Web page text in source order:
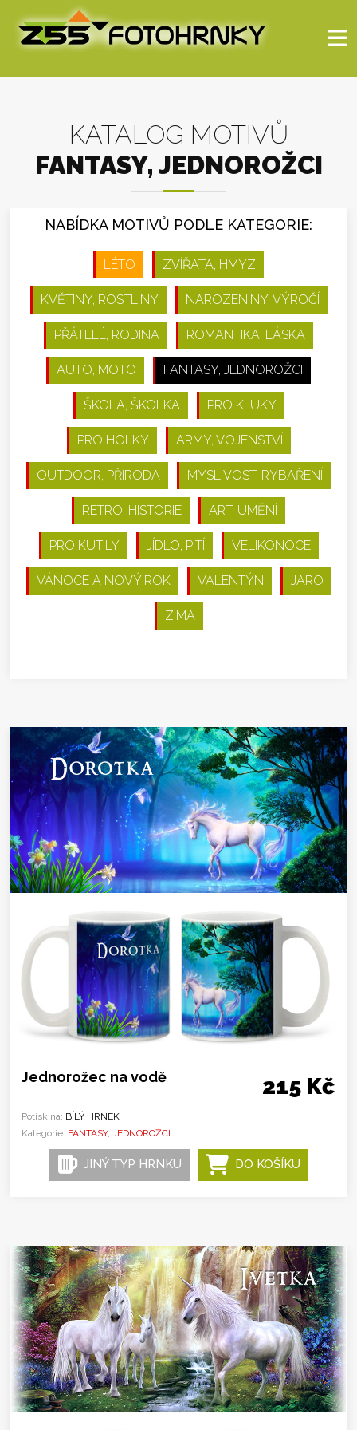
KATALOG MOTIVŮ
FANTASY, JEDNOROŽCI
NABÍDKA MOTIVŮ PODLE KATEGORIE:
LÉTO ZVÍŘATA, HMYZ
KVĚTINY, ROSTLINY NAROZENINY, VÝROČÍ
PŘÁTELÉ, RODINA ROMANTIKA, LÁSKA
AUTO, MOTO FANTASY, JEDNOROŽCI
ŠKOLA, ŠKOLKA PRO KLUKY
PRO HOLKY ARMY, VOJENSTVÍ
OUTDOOR, PŘÍRODA MYSLIVOST, RYBAŘENÍ
RETRO, HISTORIE ART, UMĚNÍ
PRO KUTILY JÍDLO, PITÍ VELIKONOCE
VÁNOCE A NOVÝ ROK VALENTÝN JARO
ZIMA
Jednorožec na vodě 215 Kč
Potisk na: BÍLÝ HRNEK
Kategorie: FANTASY, JEDNOROŽCI
JINÝ TYP HRNKU DO KOŠÍKU